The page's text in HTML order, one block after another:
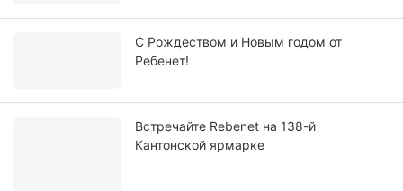
С Рождеством и Новым годом от
Ребенет!
Встречайте Rebenet на 138-й
Кантонской ярмарке